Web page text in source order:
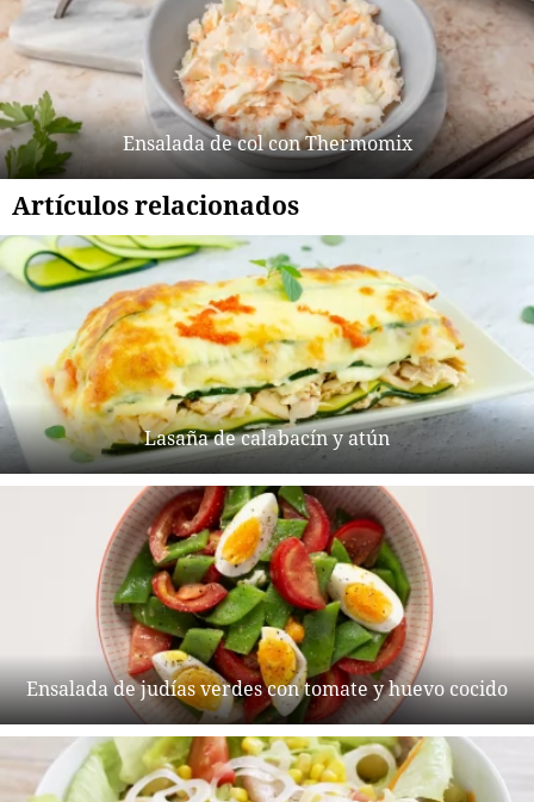
Ensalada de col con Thermomix
Artículos relacionados
Lasaña de calabacín y atún
Ensalada de judías verdes con tomate y huevo cocido